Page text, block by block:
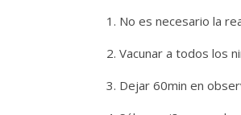
1. No es necesario la
2. Vacunar a todos los
3. Dejar 60min en